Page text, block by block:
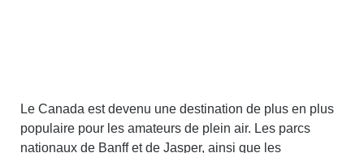
Le Canada est devenu une destination de plus en plus
populaire pour les amateurs de plein air. Les parcs
nationaux de Banff et de Jasper, ainsi que les